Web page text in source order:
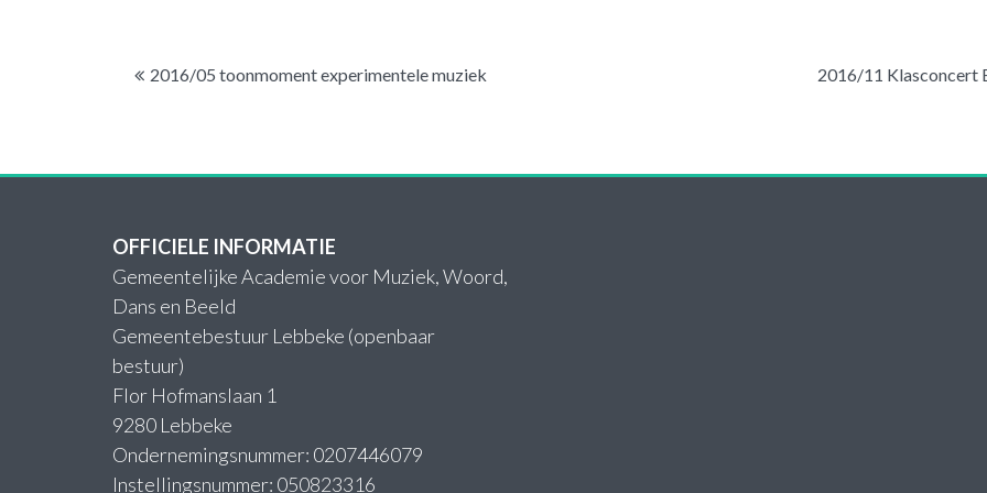
Bericht
2016/05 toonmoment experimentele muziek 2016/11 Klasconcert
OFFICIELE INFORMATIE
Gemeentelijke Academie voor Muziek, Woord,
Dans en Beeld
Gemeentebestuur Lebbeke (openbaar
bestuur)
Flor Hofmanslaan 1
9280 Lebbeke
Ondernemingsnummer: 0207446079
Instellingsnummer: 050823316